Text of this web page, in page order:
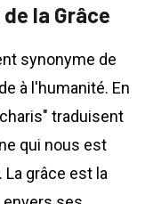
la Grâce
synonyme de
à l'humanité. En
traduisent
qui nous est
grâce est la